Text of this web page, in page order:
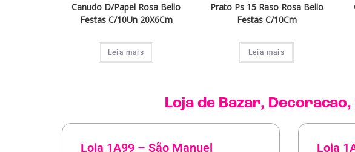
Canudo D/Papel Rosa Bello
Festas C/10Un 20X6Cm
Leia mais
Prato Ps 15 Raso Rosa Bello
Festas C/10Cm
Leia mais
Loja de Bazar, Decoracao,
Loja 1A99 – São Manuel Loja